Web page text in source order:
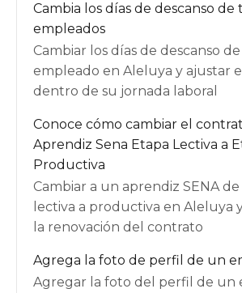
Cambia los días de descanso de
empleados
Cambiar los días de descanso
empleado en Aleluya y ajustar
dentro de su jornada laboral
Conoce cómo cambiar el
Aprendiz Sena Etapa Lectiva a
Productiva
Cambiar a un aprendiz SENA
lectiva a productiva en Aleluya
la renovación del contrato
Agrega la foto de perfil de un
Agregar la foto del perfil de un